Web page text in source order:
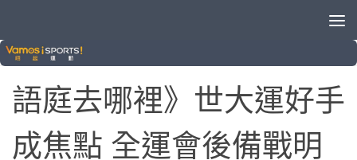
女生愛運動 /
語庭去哪裡》世大運好手
成焦點 全運會後備戰明